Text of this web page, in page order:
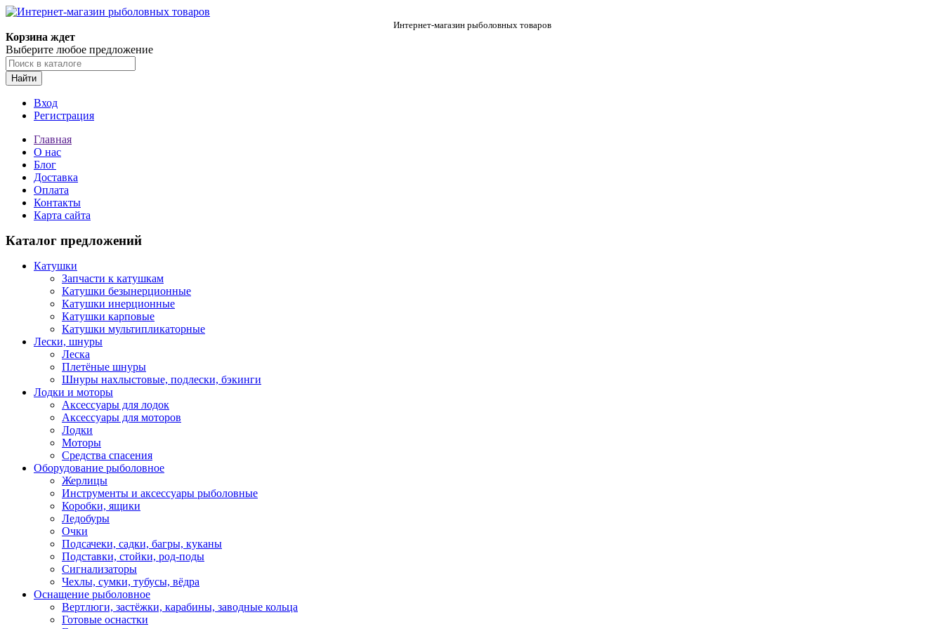
Интернет-магазин рыболовных товаров
Корзина ждет
Выберите любое предложение
Найти
Вход
Регистрация
Главная
О нас
Блог
Доставка
Оплата
Контакты
Карта сайта
Каталог предложений
Катушки
Запчасти к катушкам
Катушки безынерционные
Катушки инерционные
Катушки карповые
Катушки мультипликаторные
Лески, шнуры
Леска
Плетёные шнуры
Шнуры нахлыстовые, подлески, бэкинги
Лодки и моторы
Аксессуары для лодок
Аксессуары для моторов
Лодки
Моторы
Средства спасения
Оборудование рыболовное
Жерлицы
Инструменты и аксессуары рыболовные
Коробки, ящики
Ледобуры
Очки
Подсачеки, садки, багры, куканы
Подставки, стойки, род-поды
Сигнализаторы
Чехлы, сумки, тубусы, вёдра
Оснащение рыболовное
Вертлюги, застёжки, карабины, заводные кольца
Готовые оснастки